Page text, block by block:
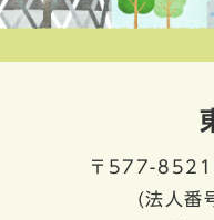
〒577-8521
(法人